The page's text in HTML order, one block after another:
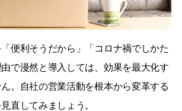
便利そうだから」「コロナ禍でしかた
で漫然と導入しては、効果を最大化す
。自社の営業活動を根本から変革する
直してみましょう。